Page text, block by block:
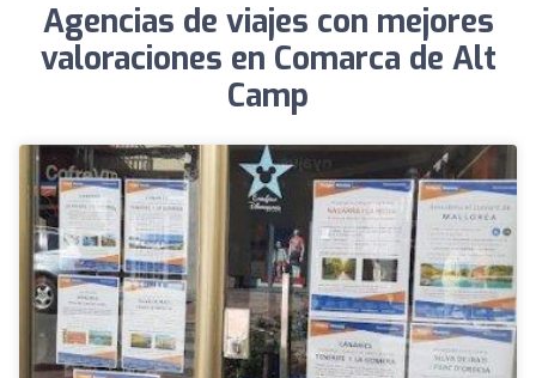
Agencias de viajes con mejores
valoraciones en Comarca de Alt
Camp